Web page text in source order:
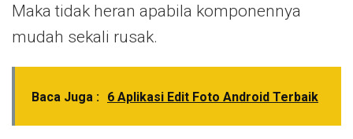
Maka tidak heran apabila komponennya
mudah sekali rusak.
Baca Juga : 6 Aplikasi Edit Foto Android Terbaik